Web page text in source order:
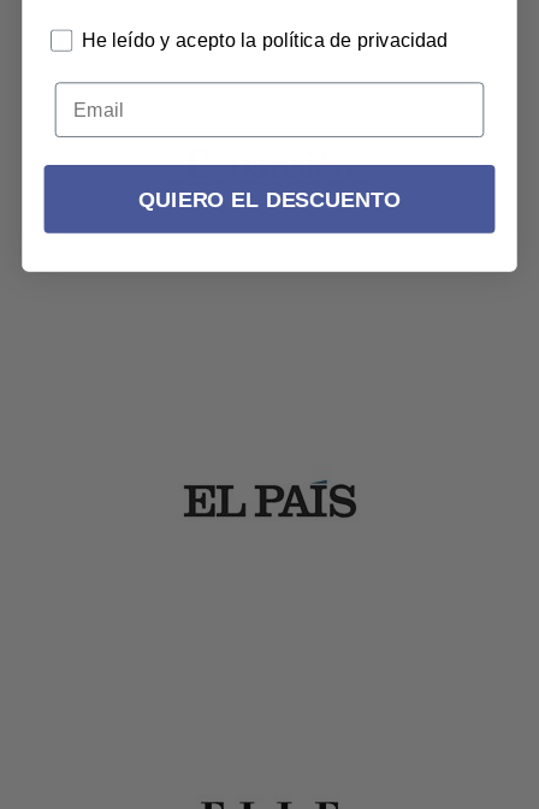
He leído y acepto la política de privacidad
QUIERO EL DESCUENTO